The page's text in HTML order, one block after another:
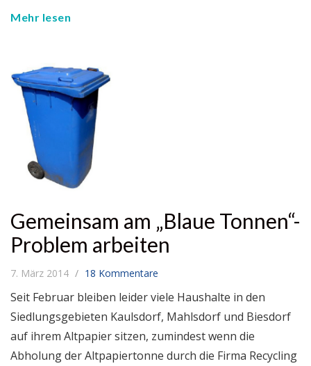
Mehr lesen
Gemeinsam am „Blaue Tonnen“-
Problem arbeiten
7. März 2014 18 Kommentare
Seit Februar bleiben leider viele Haushalte in den
Siedlungsgebieten Kaulsdorf, Mahlsdorf und Biesdorf
auf ihrem Altpapier sitzen, zumindest wenn die
Abholung der Altpapiertonne durch die Firma Recycling